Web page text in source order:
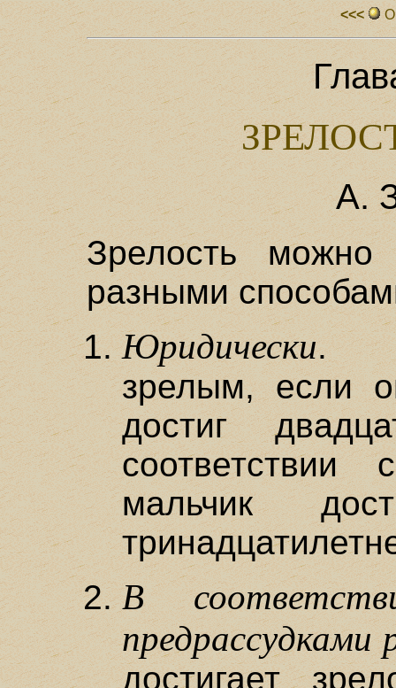
<<<
А.
Зрелость можно
разными
Юридически.
зрелым, если
достиг
соответствии
мальчик
В
предрассудками
достигает